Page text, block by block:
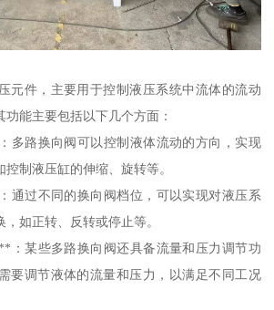
元件，主要用于控制液压系统中流体的流动
能主要包括以下几个方面：
多路换向阀可以控制液体流动的方向，实现
制液压缸的伸缩、旋转等。
通过不同的换向阀档位，可以实现对液压系
如正转、反转或停止等。
：某些多路换向阀还具备流量和压力调节功
要调节液体的流量和压力，以满足不同工况